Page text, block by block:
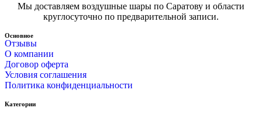
Мы доставляем воздушные шары по Саратову и области
круглосуточно по предварительной записи.
Основное
Отзывы
О компании
Договор оферта
Условия соглашения
Политика конфиденциальности
Категории